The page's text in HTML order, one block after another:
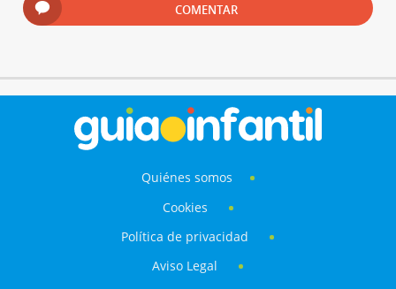
COMENTAR
Quiénes somos
Cookies
Política de privacidad
Aviso Legal